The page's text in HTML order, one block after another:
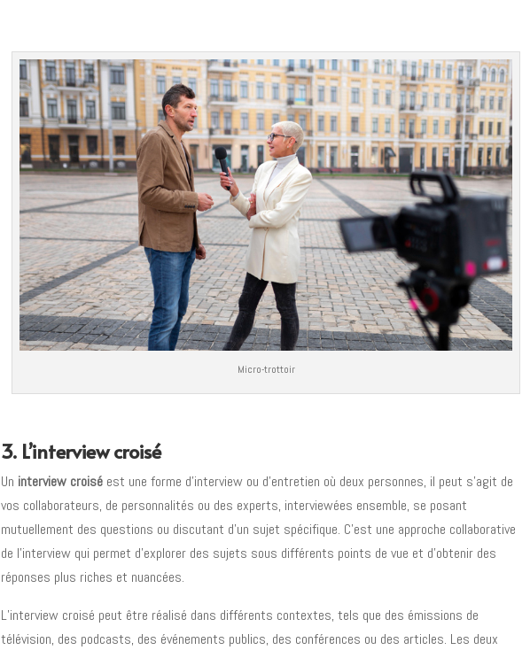
Micro-trottoir
3. L’interview croisé
Un interview croisé est une forme d’interview ou d’entretien où deux personnes, il peut s’agit de
vos collaborateurs, de personnalités ou des experts, interviewées ensemble, se posant
mutuellement des questions ou discutant d’un sujet spécifique. C’est une approche collaborative
de l’interview qui permet d’explorer des sujets sous différents points de vue et d’obtenir des
réponses plus riches et nuancées.
L’interview croisé peut être réalisé dans différents contextes, tels que des émissions de
télévision, des podcasts, des événements publics, des conférences ou des articles. Les deux